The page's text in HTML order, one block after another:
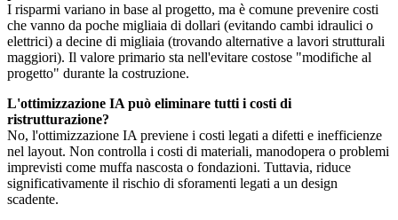
I risparmi variano in base al progetto, ma è comune prevenire costi
che vanno da poche migliaia di dollari (evitando cambi idraulici o
elettrici) a decine di migliaia (trovando alternative a lavori strutturali
maggiori). Il valore primario sta nell'evitare costose "modifiche al
progetto" durante la costruzione.
L'ottimizzazione IA può eliminare tutti i costi di
ristrutturazione?
No, l'ottimizzazione IA previene i costi legati a difetti e inefficienze
nel layout. Non controlla i costi di materiali, manodopera o problemi
imprevisti come muffa nascosta o fondazioni. Tuttavia, riduce
significativamente il rischio di sforamenti legati a un design
scadente.